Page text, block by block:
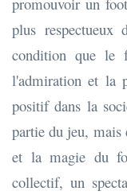
plus respectueux
condition que le
l'admiration et la
positif dans la
partie du jeu, mais
et la magie du
collectif, un